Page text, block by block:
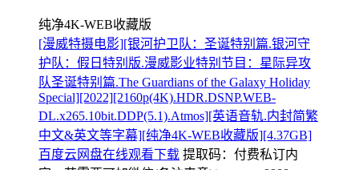
纯净4K-WEB收藏版
[漫威特摄电影][银河护卫队：圣诞特别篇.银河守
护队：假日特别版.漫威影业特别节目：星际异攻
队圣诞特别篇.The Guardians of the Galaxy Holiday
Special][2022][2160p(4K).HDR.DSNP.WEB-
DL.x265.10bit.DDP(5.1).Atmos][英语音轨.内封简繁
中文&英文等字幕][纯净4K-WEB收藏版][4.37GB]
百度云网盘在线观看下载 提取码： 付费私订内